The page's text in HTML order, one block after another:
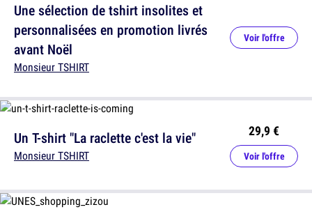
Une sélection de tshirt insolites et
personnalisées en promotion livrés
avant Noël
Monsieur TSHIRT
Voir l'offre
Un T-shirt "La raclette c'est la vie"
Monsieur TSHIRT
29,9 €
Voir l'offre